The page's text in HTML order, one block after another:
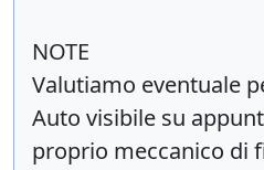
NOTE
Valutiamo eventuale
Auto visibile su
proprio meccanico di